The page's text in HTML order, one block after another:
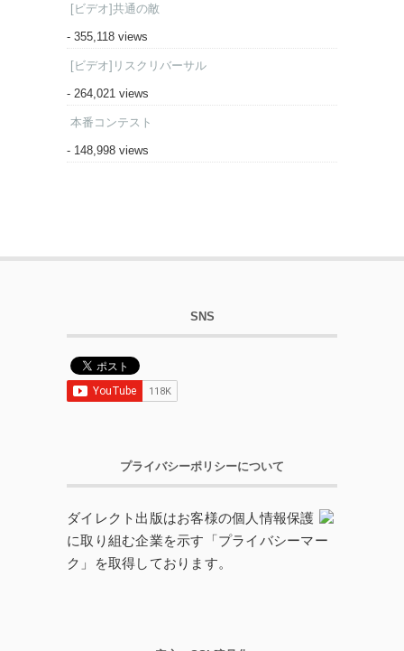
[ビデオ]共通の敵
- 355,118 views
[ビデオ]リスクリバーサル
- 264,021 views
本番コンテスト
- 148,998 views
SNS
プライバシーポリシーについて
ダイレクト出版はお客様の個人情報保護
に取り組む企業を示す「プライバシーマー
ク」を取得しております。